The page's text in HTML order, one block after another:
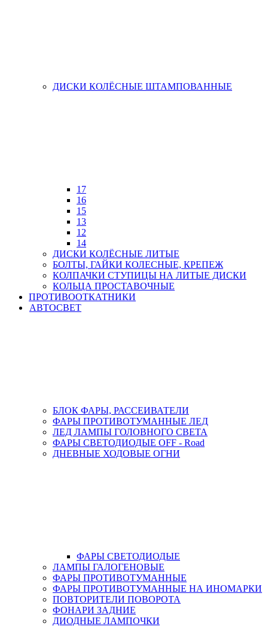
ДИСКИ КОЛЁСНЫЕ ШТАМПОВАННЫЕ
17
16
15
13
12
14
ДИСКИ КОЛЁСНЫЕ ЛИТЫЕ
БОЛТЫ, ГАЙКИ КОЛЕСНЫЕ, КРЕПЕЖ
КОЛПАЧКИ СТУПИЦЫ НА ЛИТЫЕ ДИСКИ
КОЛЬЦА ПРОСТАВОЧНЫЕ
ПРОТИВООТКАТНИКИ
АВТОСВЕТ
БЛОК ФАРЫ, РАССЕИВАТЕЛИ
ФАРЫ ПРОТИВОТУМАННЫЕ ЛЕД
ЛЕД ЛАМПЫ ГОЛОВНОГО СВЕТА
ФАРЫ СВЕТОДИОДЫЕ OFF - Road
ДНЕВНЫЕ ХОДОВЫЕ ОГНИ
ФАРЫ СВЕТОДИОДЫЕ
ЛАМПЫ ГАЛОГЕНОВЫЕ
ФАРЫ ПРОТИВОТУМАННЫЕ
ФАРЫ ПРОТИВОТУМАННЫЕ НА ИНОМАРКИ
ПОВТОРИТЕЛИ ПОВОРОТА
ФОНАРИ ЗАДНИЕ
ДИОДНЫЕ ЛАМПОЧКИ